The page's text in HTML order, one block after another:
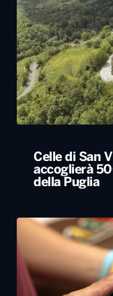
Celle di San
accoglierà
della Puglia